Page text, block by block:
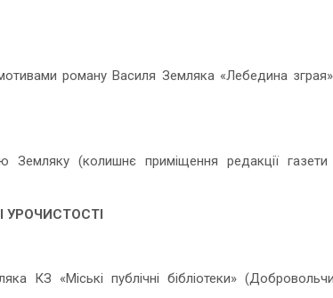
роману Василя Земляка «Лебедина зграя»)
Земляку (колишнє приміщення редакції
УРОЧИСТОСТІ
КЗ «Міські публічні бібліотеки»